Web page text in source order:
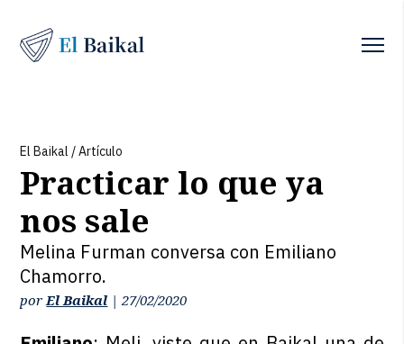
El Baikal /Artículo
Practicar lo que ya
nos sale
Melina Furman conversa con Emiliano
Chamorro.
porEl Baikal |27/02/2020